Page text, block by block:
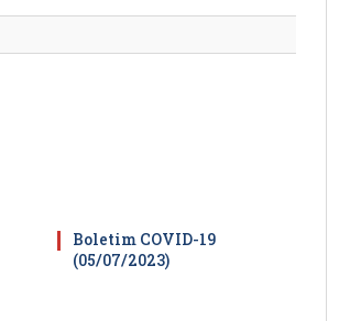
Boletim COVID-19
(05/07/2023)